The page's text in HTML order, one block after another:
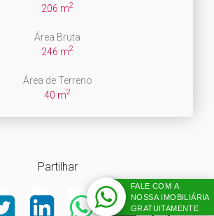
206 m2
Área Bruta
246 m2
Área de Terreno
40 m2
Partilhar
FALE COM A
NOSSA IMOBILIÁRIA
GRATUITAMENTE